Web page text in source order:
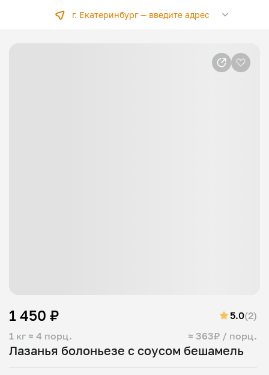
г. Екатеринбург —введите адрес
Лазанья болоньезе с соусом бешамель
1 кг ≈ 4 порц. ≈ 363₽ / порц.
1 450 ₽ 5.0(2)